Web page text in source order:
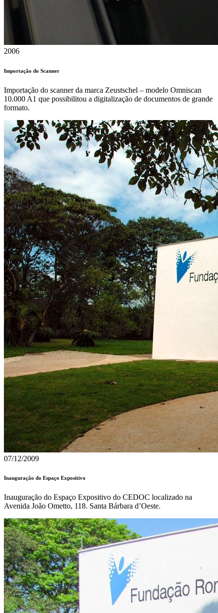
2006
Importação do Scanner
Importação do scanner da marca Zeustschel – modelo Omniscan
10.000 A1 que possibilitou a digitalização de documentos de grande
formato.
07/12/2009
Inauguração do Espaço Expositivo
Inauguração do Espaço Expositivo do CEDOC localizado na
Avenida João Ometto, 118. Santa Bárbara d’Oeste.